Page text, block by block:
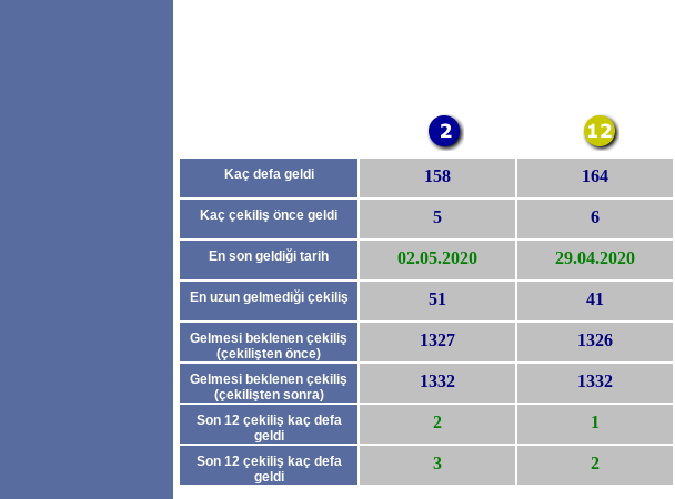
Kaç defa geldi 158 164
Kaç çekiliş önce geldi 5 6
En son geldiği tarih 02.05.2020 29.04.2020
En uzun gelmediği çekiliş 51 41
Gelmesi beklenen çekiliş
(çekilişten önce)
1327 1326
Gelmesi beklenen çekiliş
(çekilişten sonra)
1332 1332
Son 12 çekiliş kaç defa
geldi
2 1
Son 12 çekiliş kaç defa
geldi
3 2